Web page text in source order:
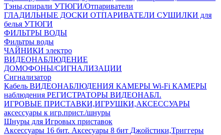
Тэны,спирали УТЮГИ/Отпариватели
ГЛАДИЛЬНЫЕ ДОСКИ ОТПАРИВАТЕЛИ СУШИЛКИ для
белья УТЮГИ
ФИЛЬТРЫ ВОДЫ
Фильтры воды
ЧАЙНИКИ электро
ВИДЕОНАБЛЮДЕНИЕ
ДОМОФОНЫ/СИГНАЛИЗАЦИИ
Сигнализатор
Кабель ВИДЕОНАБЛЮДЕНИЯ КАМЕРЫ Wi-Fi КАМЕРЫ
наблюдения РЕГИСТРАТОРЫ ВИДЕОНАБЛ.
ИГРОВЫЕ ПРИСТАВКИ,ИГРУШКИ,АКСЕССУАРЫ
аксесcуары к игр.прист./шнуры
Шнуры для Игровых приставок
Аксессуары 16 бит. Аксесуары 8 бит Джойстики,Триггеры